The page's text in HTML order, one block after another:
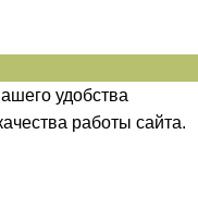
удобства
работы сайта.